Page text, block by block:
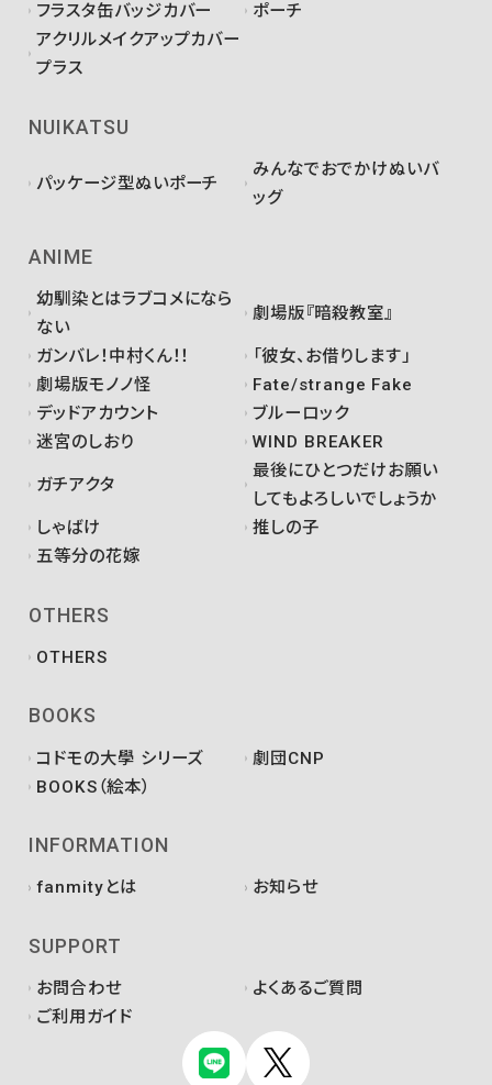
フラスタ缶バッジカバー
ポーチ
アクリルメイクアップカバー
プラス
NUIKATSU
パッケージ型ぬいポーチ
みんなでおでかけぬいバ
ッグ
ANIME
幼馴染とはラブコメになら
ない
劇場版『暗殺教室』
ガンバレ！中村くん！！
「彼女、お借りします」
劇場版モノノ怪
Fate/strange Fake
デッドアカウント
ブルーロック
迷宮のしおり
WIND BREAKER
ガチアクタ
最後にひとつだけお願い
してもよろしいでしょうか
しゃばけ
推しの子
五等分の花嫁
OTHERS
OTHERS
BOOKS
コドモの大學 シリーズ
劇団CNP
BOOKS（絵本）
INFORMATION
fanmityとは お知らせ
SUPPORT
お問合わせ
よくあるご質問
ご利用ガイド